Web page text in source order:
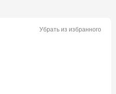
Убрать из избранного